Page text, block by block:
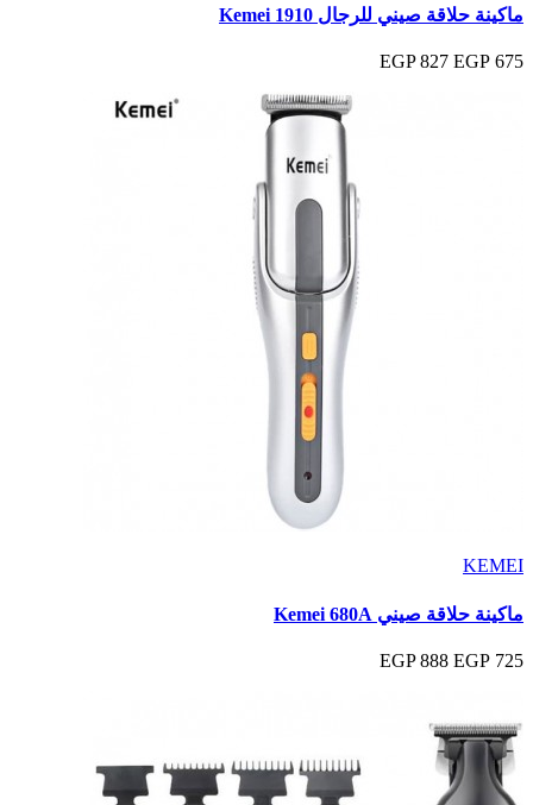
ماكينة حلاقة صيني للرجال Kemei 1910
675 EGP
827 EGP
KEMEI
ماكينة حلاقة صيني Kemei 680A
725 EGP
888 EGP